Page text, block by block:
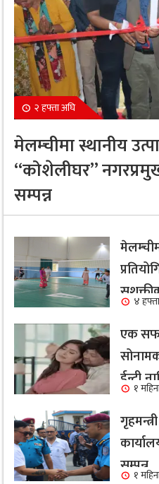
२ हफ्ता अघि
मेलम्चीमा स्थानीय
“कोशेलीघर”
सम्पन्न
जोड
४
एक
हेर्नुहोस
१
सम्पन्न
१